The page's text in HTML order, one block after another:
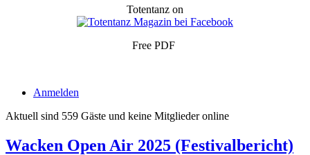
Totentanz on
Free PDF
Anmelden
Aktuell sind 559 Gäste und keine Mitglieder online
Wacken Open Air 2025 (Festivalbericht)